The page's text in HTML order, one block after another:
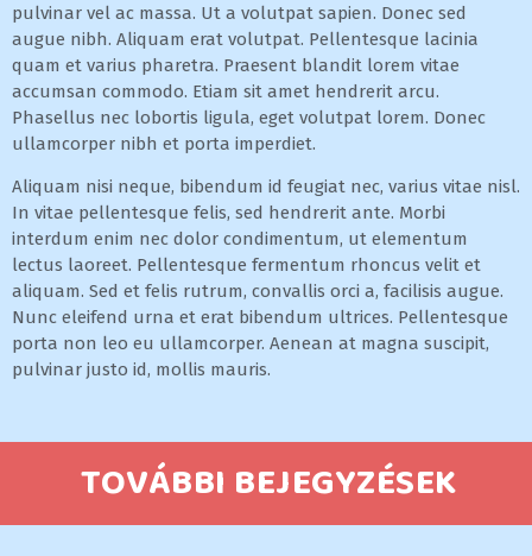
pulvinar vel ac massa. Ut a volutpat sapien. Donec sed
augue nibh. Aliquam erat volutpat. Pellentesque lacinia
quam et varius pharetra. Praesent blandit lorem vitae
accumsan commodo. Etiam sit amet hendrerit arcu.
Phasellus nec lobortis ligula, eget volutpat lorem. Donec
ullamcorper nibh et porta imperdiet.
Aliquam nisi neque, bibendum id feugiat nec, varius vitae nisl.
In vitae pellentesque felis, sed hendrerit ante. Morbi
interdum enim nec dolor condimentum, ut elementum
lectus laoreet. Pellentesque fermentum rhoncus velit et
aliquam. Sed et felis rutrum, convallis orci a, facilisis augue.
Nunc eleifend urna et erat bibendum ultrices. Pellentesque
porta non leo eu ullamcorper. Aenean at magna suscipit,
pulvinar justo id, mollis mauris.
TOVÁBBI BEJEGYZÉSEK